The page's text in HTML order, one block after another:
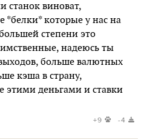
станок виноват,
*белки* которые у нас на
степени это
надеюсь ты
больше валютных
кэша в страну,
этими деньгами и ставки
+9 -4